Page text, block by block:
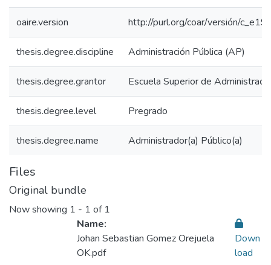
oaire.version http://purl.org/coar/versión/
thesis.degree.discipline Administración Pública (AP)
thesis.degree.grantor Escuela Superior de
thesis.degree.level Pregrado
thesis.degree.name Administrador(a) Público(a)
Files
Original bundle
Now showing 1 - 1 of 1
Name:
Johan Sebastian Gomez Orejuela
OK.pdf
Down
load